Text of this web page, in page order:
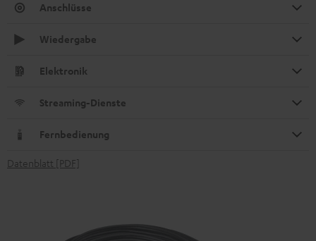
Anschlüsse
Wiedergabe
Elektronik
Streaming-Dienste
Fernbedienung
Datenblatt [PDF]